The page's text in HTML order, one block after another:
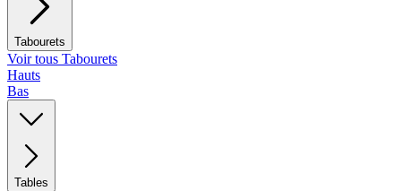
Tabourets
Voir tous Tabourets
Hauts
Bas
Tables